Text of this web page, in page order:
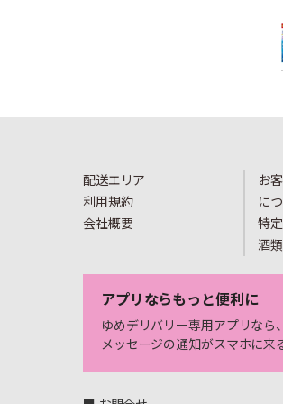
配送エリア
利用規約
会社概要
お
に
特
酒
アプリならもっと便利に
ゆめデリバリー専用アプリなら、
メッセージの通知がスマホに来